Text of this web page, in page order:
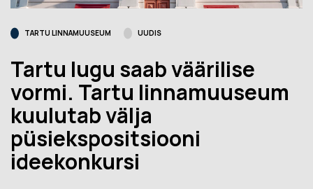
TARTU LINNAMUUSEUM UUDIS
Tartu lugu saab väärilise
vormi. Tartu linnamuuseum
kuulutab välja
püsiekspositsiooni
ideekonkursi